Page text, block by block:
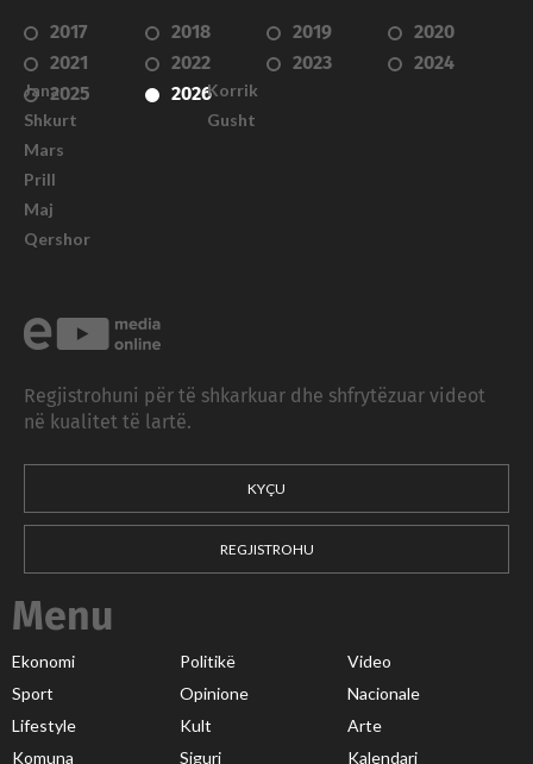
2017 2018 2019
2020
2021
2022 2023
2024
2025
2026
Janar
Shkurt
Mars
Prill
Maj
Qershor
Korrik
Gusht
Regjistrohuni për të shkarkuar dhe shfrytëzuar videot
në kualitet të lartë.
KYÇU
REGJISTROHU
Menu
Ekonomi Politikë
Video
Sport
Opinione
Nacionale
Lifestyle
Kult
Arte
Komuna
Siguri Kalendari